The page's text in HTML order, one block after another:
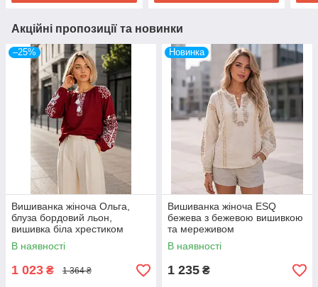
Акційні пропозиції та новинки
–25%
Вишиванка жіноча Ольга,
блуза бордовий льон,
вишивка біла хрестиком
Розмір S, M, L, XL, 2XL, 3XL,
4XL, 5XL
В наявності
1 023 ₴ 1 364 ₴
Новинка
Вишиванка жіноча ESQ
бежева з бежевою вишивкою
та мереживом
В наявності
1 235 ₴